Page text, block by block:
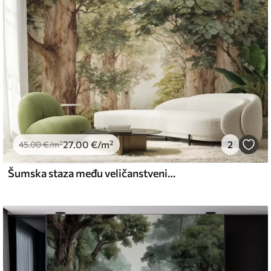
.00
and Stick
49.00€/m²
45.00€/m²27.00 €/m² 2
Šumska staza među veličanstvenim drvećem u stilu akvarela